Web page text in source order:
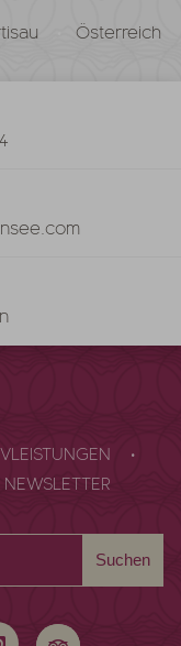
Österreich
NEWSLETTER
Suchen